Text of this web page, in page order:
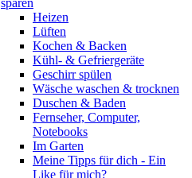
sparen
Heizen
Lüften
Kochen & Backen
Kühl- & Gefriergeräte
Geschirr spülen
Wäsche waschen & trocknen
Duschen & Baden
Fernseher, Computer,
Notebooks
Im Garten
Meine Tipps für dich - Ein
Like für mich?